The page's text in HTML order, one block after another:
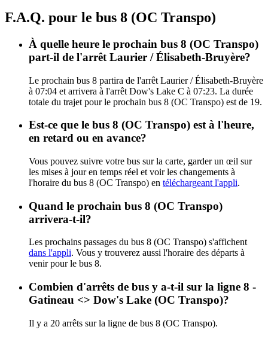
F.A.Q. pour le bus 8 (OC Transpo)
À quelle heure le prochain bus 8 (OC Transpo)
part-il de l'arrêt Laurier / Élisabeth-Bruyère?
Le prochain bus 8 partira de l'arrêt Laurier / Élisabeth-Bruyère
à 07:04 et arrivera à l'arrêt Dow's Lake C à 07:23. La durée
totale du trajet pour le prochain bus 8 (OC Transpo) est de 19.
Est-ce que le bus 8 (OC Transpo) est à l'heure,
en retard ou en avance?
Vous pouvez suivre votre bus sur la carte, garder un œil sur
les mises à jour en temps réel et voir les changements à
l'horaire du bus 8 (OC Transpo) en téléchargeant l'appli.
Quand le prochain bus 8 (OC Transpo)
arrivera-t-il?
Les prochains passages du bus 8 (OC Transpo) s'affichent
dans l'appli. Vous y trouverez aussi l'horaire des départs à
venir pour le bus 8.
Combien d'arrêts de bus y a-t-il sur la ligne 8 -
Gatineau <​> Dow's Lake (OC Transpo)?
Il y a 20 arrêts sur la ligne de bus 8 (OC Transpo).